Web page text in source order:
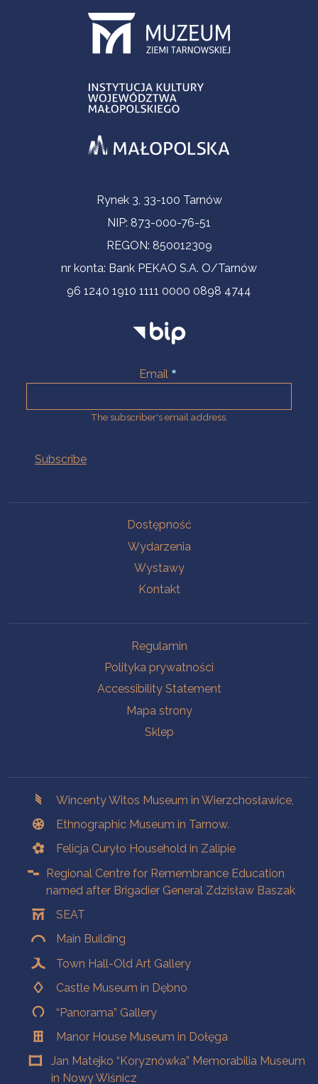
Contact InformationRynek 3, 33-100 Tarnów
NIP: 873-000-76-51
REGON: 850012309
nr konta: Bank PEKAO S.A. O/Tarnów
96 1240 1910 1111 0000 0898 4744
Email
The subscriber's email address.
Dostępność
Wydarzenia
Wystawy
Kontakt
Regulamin
Polityka prywatności
Accessibility Statement
Mapa strony
Sklep
Wincenty Witos Museum in Wierzchosławice,
Ethnographic Museum in Tarnow.
Felicja Curyło Household in Zalipie
Regional Centre for Remembrance Education
named after Brigadier General Zdzisław Baszak
SEAT
Main Building
Town Hall-Old Art Gallery
Castle Museum in Dębno
“Panorama” Gallery
Manor House Museum in Dołęga
Jan Matejko “Koryznówka” Memorabilia Museum
in Nowy Wiśnicz